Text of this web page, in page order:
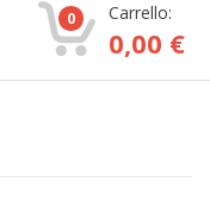
0 Carrello:
0,00 €